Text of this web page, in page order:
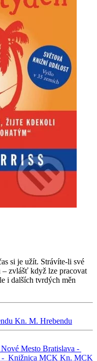
si je užít. Strávíte-li své
zvlášť když lze pracovat
i dalších tvrdých měn
Kn. M. Hrebendu
Mesto Bratislava -
- Knižnica MCK Kn. MCK